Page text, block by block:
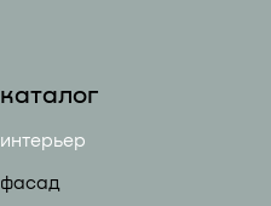
каталог
интерьер
фасад